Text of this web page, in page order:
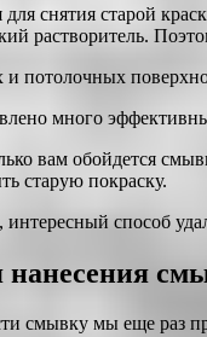
для снятия старой
растворитель.
и потолочных
много
вам обойдется
старую покраску.
способ
нанесения
смывку мы еще раз